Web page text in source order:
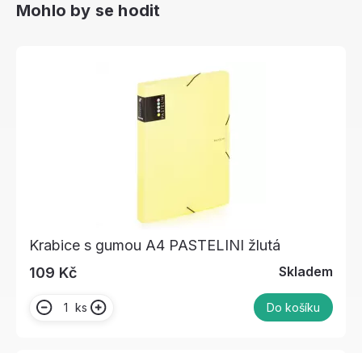
Mohlo by se hodit
Krabice s gumou A4 PASTELINI žlutá
109 Kč
Skladem
ks Do košíku